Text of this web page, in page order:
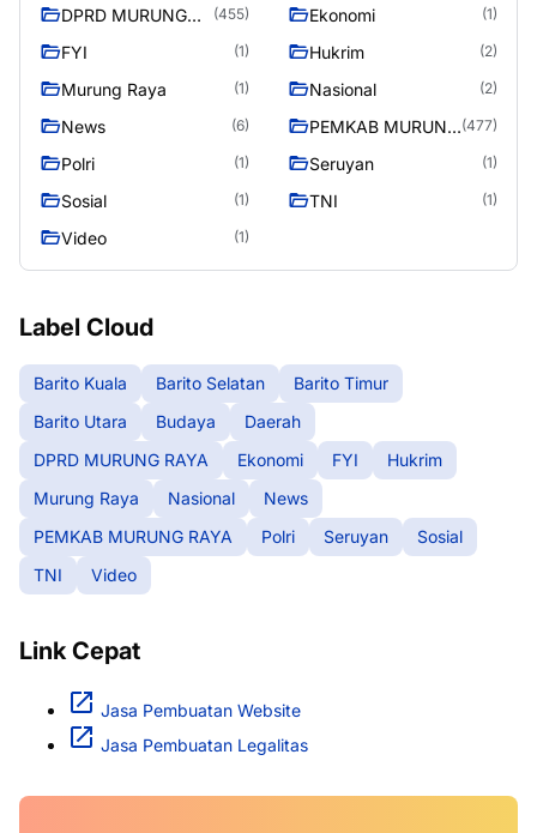
DPRD MURUNG
(455) Ekonomi (1)
FYI (1) Hukrim (2)
Murung Raya (1) Nasional (2)
News (6)
PEMKAB MURUNG (477)
Polri (1) Seruyan (1)
Sosial (1) TNI (1)
Video (1)
Label Cloud
Barito Kuala Barito Selatan
Barito Timur
Barito Utara
Budaya
Daerah
DPRD MURUNG RAYA
Ekonomi FYI
Hukrim
Murung Raya
Nasional
News
PEMKAB MURUNG RAYA
Polri Seruyan
Sosial
TNI
Video
Link Cepat
Jasa Pembuatan Website
Jasa Pembuatan Legalitas